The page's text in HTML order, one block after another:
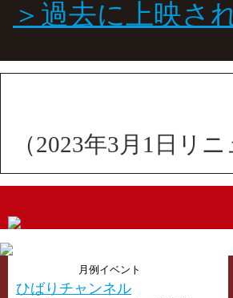
＞過去に上映さ
（2023年3月1日リニ
月例イベント
ひばりチャンネル